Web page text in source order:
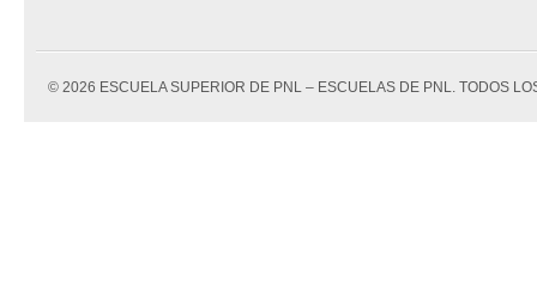
© 2026 ESCUELA SUPERIOR DE PNL – ESCUELAS DE PNL. TODOS